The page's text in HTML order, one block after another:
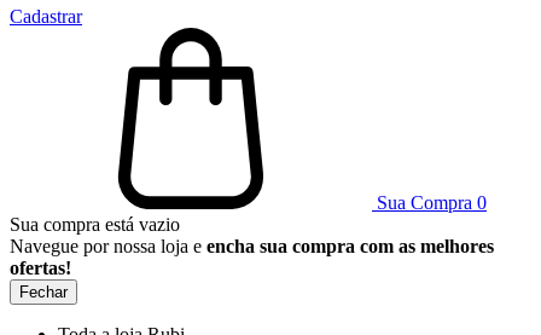
Cadastrar
Sua Compra 0
Sua compra está vazio
Navegue por nossa loja e encha sua compra com as melhores
ofertas!
Fechar